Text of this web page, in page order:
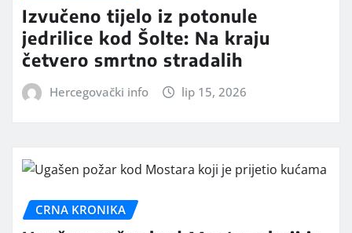
Izvučeno tijelo iz potonule
jedrilice kod Šolte: Na kraju
četvero smrtno stradalih
Hercegovački info lip 15, 2026
CRNA KRONIKA